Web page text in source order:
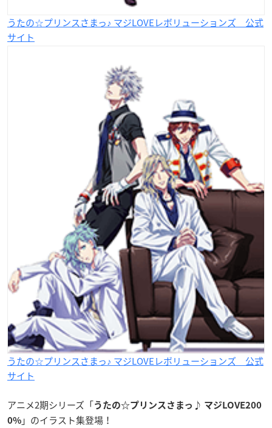
うたの☆プリンスさまっ♪ マジLOVEレボリューションズ 公式
サイト
うたの☆プリンスさまっ♪ マジLOVEレボリューションズ 公式
サイト
アニメ2期シリーズ 「うたの☆プリンスさまっ♪ マジLOVE200
0% 」のイラスト集登場！